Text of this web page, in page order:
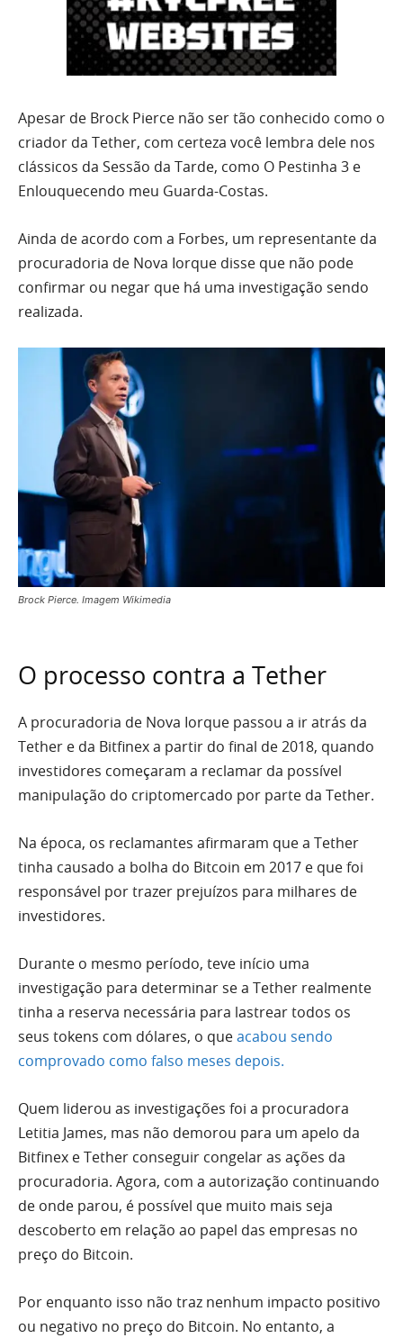
Apesar de Brock Pierce não ser tão conhecido como o
criador da Tether, com certeza você lembra dele nos
clássicos da Sessão da Tarde, como O Pestinha 3 e
Enlouquecendo meu Guarda-Costas.
Ainda de acordo com a Forbes, um representante da
procuradoria de Nova Iorque disse que não pode
confirmar ou negar que há uma investigação sendo
realizada.
Brock Pierce. Imagem Wikimedia
O processo contra a Tether
A procuradoria de Nova Iorque passou a ir atrás da
Tether e da Bitfinex a partir do final de 2018, quando
investidores começaram a reclamar da possível
manipulação do criptomercado por parte da Tether.
Na época, os reclamantes afirmaram que a Tether
tinha causado a bolha do Bitcoin em 2017 e que foi
responsável por trazer prejuízos para milhares de
investidores.
Durante o mesmo período, teve início uma
investigação para determinar se a Tether realmente
tinha a reserva necessária para lastrear todos os
seus tokens com dólares, o queacabou sendo
comprovado como falso meses depois.
Quem liderou as investigações foi a procuradora
Letitia James, mas não demorou para um apelo da
Bitfinex e Tether conseguir congelar as ações da
procuradoria. Agora, com a autorização continuando
de onde parou, é possível que muito mais seja
descoberto em relação ao papel das empresas no
preço do Bitcoin.
Por enquanto isso não traz nenhum impacto positivo
ou negativo no preço do Bitcoin. No entanto, a